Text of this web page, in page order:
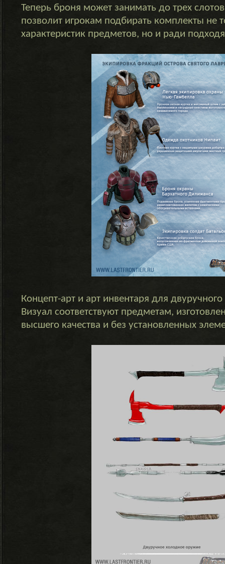
Теперь броня может занимать до трех
позволит игрокам подбирать комплекты не
характеристик предметов, но и ради
Концепт-арт и арт инвентаря для
Визуал соответствуют предметам,
высшего качества и без установленных